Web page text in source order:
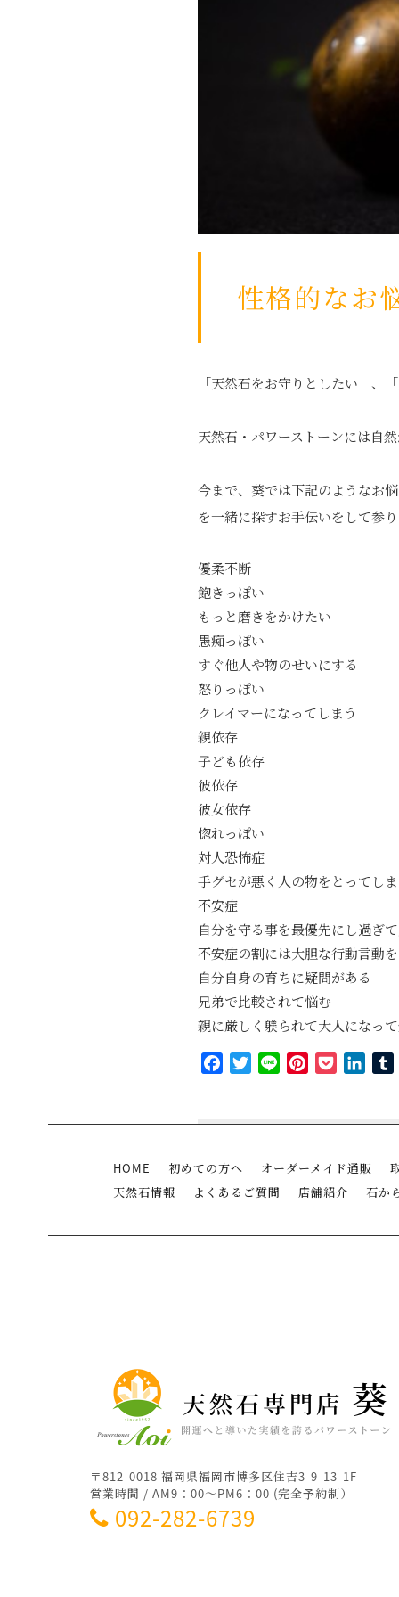
性格的なお
「天然石をお守りとしたい」、
天然石・パワーストーンには自
今まで、葵では下記のようなお
を一緒に探すお手伝いをして参
優柔不断
飽きっぽい
もっと磨きをかけたい
愚痴っぽい
すぐ他人や物のせいにする
怒りっぽい
クレイマーになってしまう
親依存
子ども依存
彼依存
彼女依存
惚れっぽい
対人恐怖症
手グセが悪く人の物をとってし
不安症
自分を守る事を最優先にし過ぎ
不安症の割には大胆な行動言動
自分自身の育ちに疑問がある
兄弟で比較されて悩む
親に厳しく躾られて大人になっ
FacebookTwitterLine PinterestPocket
HOME 初めての方へ オーダーメイド通販
天然石情報
よくあるご質問 店舗紹介 石か
〒812-0018 福岡県福岡市博多区住吉3-9-13-1F
営業時間 / AM9：00～PM6：00 (完全予約制）
092-282-6739